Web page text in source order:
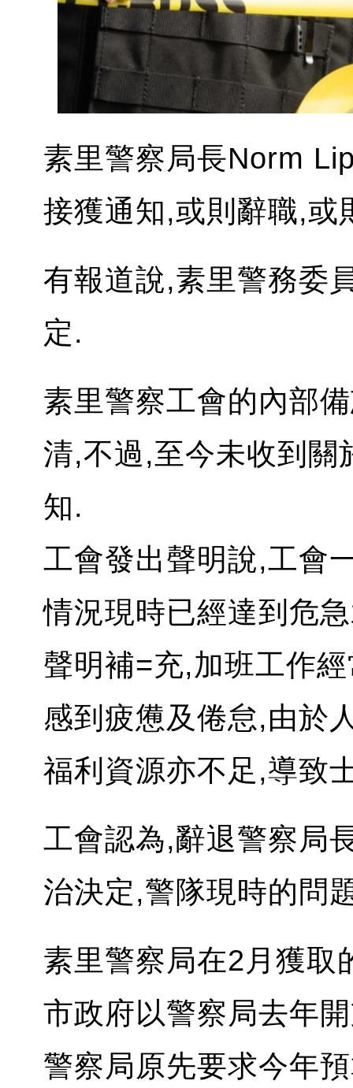
素里警察局長Norm
接獲通知,或則辭職,或
有報道說,素里警務委
定.
素里警察工會的內部
清,不過,至今未收到關
知.
工會發出聲明說,工會
情況現時已經達到危
聲明補=充,加班工作
感到疲憊及倦怠,由於
福利資源亦不足,導致
工會認為,辭退警察局
治決定,警隊現時的問
素里警察局在2月獲取
市政府以警察局去年
警察局原先要求今年